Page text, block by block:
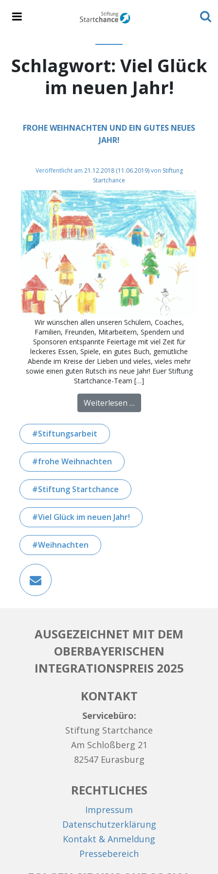
Schlagwort: Viel Glück
im neuen Jahr!
FROHE WEIHNACHTEN UND EIN GUTES NEUES
JAHR!
Veröffentlicht am 21.12.2018(11.06.2019)von Stiftung
Startchance
Wir wünschen allen unseren Schülern, Coaches,
Familien, Freunden, Mitarbeitern, Spendern und
Sponsoren entspannte Feiertage mit viel Zeit für
leckeres Essen, Spiele, ein gutes Buch, gemütliche
Abende im Kreise der Lieben und vieles, vieles mehr
sowie einen guten Rutsch ins neue Jahr! Euer Stiftung
Startchance-Team […]
Weiterlesen …from Frohe
Stiftungsarbeit
frohe Weihnachten
Stiftung Startchance
Viel Glück im neuen Jahr!
Weihnachten
AUSGEZEICHNET MIT DEM
OBERBAYERISCHEN
INTEGRATIONSPREIS 2025
KONTAKT
Servicebüro:
Stiftung Startchance
Am Schloßberg 21
82547 Eurasburg
RECHTLICHES
Impressum
Datenschutzerklärung
Kontakt & Anmeldung
Pressebereich